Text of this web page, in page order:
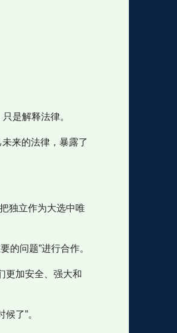
是解释法律。
来的法律，暴露了
独立作为大选中唯
的问题”进行合作。
更加安全、强大和
了”。